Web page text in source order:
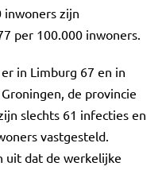
zijn
per 100.000 inwoners.
in Limburg 67 en in
de provincie
slechts 61 infecties en
vastgesteld.
uit dat de werkelijke